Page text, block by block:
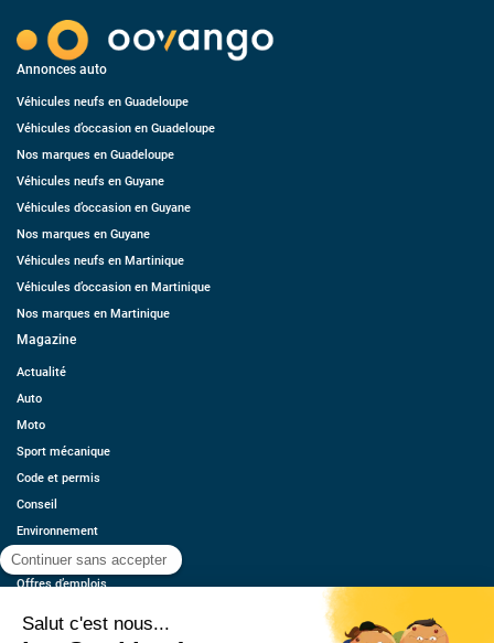
Annonces auto
Véhicules neufs en Guadeloupe
Véhicules d’occasion en Guadeloupe
Nos marques en Guadeloupe
Véhicules neufs en Guyane
Véhicules d’occasion en Guyane
Nos marques en Guyane
Véhicules neufs en Martinique
Véhicules d’occasion en Martinique
Nos marques en Martinique
Magazine
Actualité
Auto
Moto
Sport mécanique
Code et permis
Conseil
Environnement
Économie
Offres d’emplois